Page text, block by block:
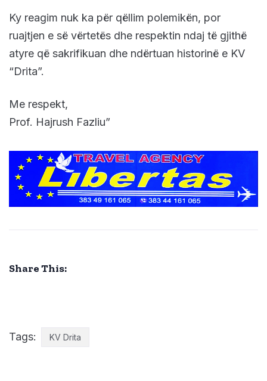
Ky reagim nuk ka për qëllim polemikën, por
ruajtjen e së vërtetës dhe respektin ndaj të gjithë
atyre që sakrifikuan dhe ndërtuan historinë e KV
“Drita”.
Me respekt,
Prof. Hajrush Fazliu”
Share This:
Tags: KV Drita